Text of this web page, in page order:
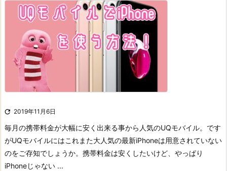
 2019年11月6日
毎月の携帯料金が大幅に安く出来る事から人気のUQモバイル。 です
がUQモバイルにはこれまた大人気の最新iPhoneは用意されていない
のをご存知でしょうか。 携帯料金は安くしたいけど、やっぱり
iPhoneじゃない ...